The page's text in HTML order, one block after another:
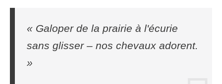
« Galoper de la prairie à l'écurie
sans glisser – nos chevaux adorent.
»